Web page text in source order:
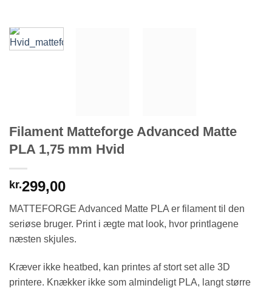
Filament Matteforge Advanced Matte
PLA 1,75 mm Hvid
kr.299,00
MATTEFORGE Advanced Matte PLA er filament til den
seriøse bruger. Print i ægte mat look, hvor printlagene
næsten skjules.
Kræver ikke heatbed, kan printes af stort set alle 3D
printere. Knækker ikke som almindeligt PLA, langt større